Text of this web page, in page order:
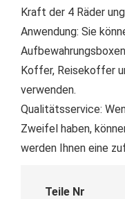
Kraft der 4 Räder
Anwendung: Sie
Koffer, Reisekoffer
verwenden.
Qualitätsservice:
Zweifel haben,
werden Ihnen eine
Teile Nr